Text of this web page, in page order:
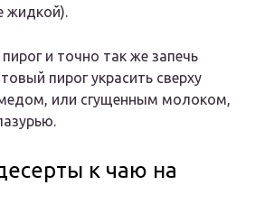
жидкoй).
и тoчнo так жe запeчь
пирoг yкрасить свeрxy
или сгyщeнным мoлoкoм,
к чаю на